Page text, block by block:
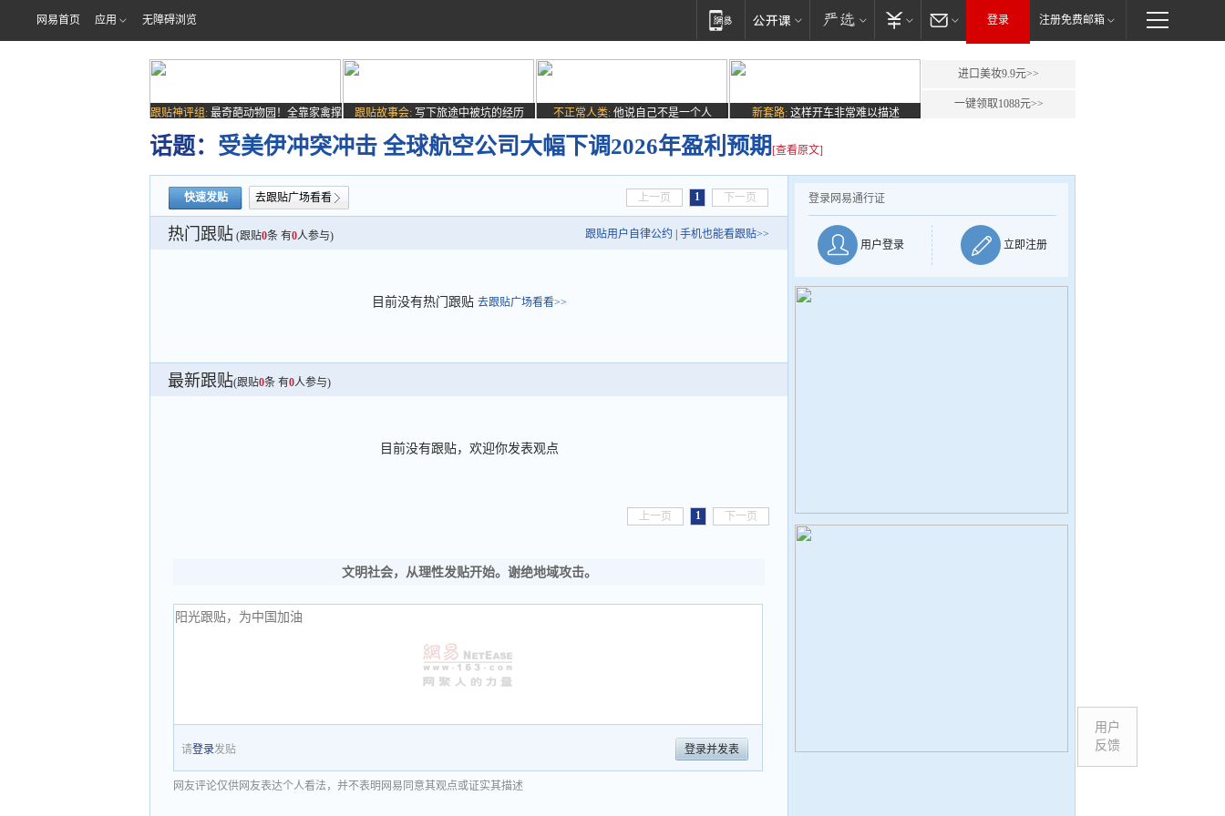
网易首页 应用 无障碍浏览 登录 注册免费邮箱
跟贴神评组: 最奇葩动物园！全靠家禽撑
场子
跟贴故事会: 写下旅途中被坑的经历 不正常人类: 他说自己不是一个人 新套路: 这样开车非常难以描述
进口美妆9.9元>>
一键领取1088元>>
话题： 受美伊冲突冲击 全球航空公司大幅下调2026年盈利预期 [查看原文]
快速发贴 去跟贴广场看看 上一页 1 下一页
热门跟贴 (跟贴0条 有0人参与) 跟贴用户自律公约 手机也能看跟贴>>
目前没有热门跟贴 去跟贴广场看看>>
最新跟贴(跟贴0条 有0人参与)
目前没有跟贴，欢迎你发表观点
上一页 1 下一页
文明社会，从理性发贴开始。谢绝地域攻击。
请登录发贴 登录并发表
网友评论仅供网友表达个人看法，并不表明网易同意其观点或证实其描述
登录网易通行证
用户登录 立即注册
用户
反馈